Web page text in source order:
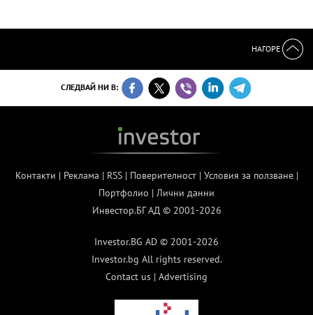
НАГОРЕ
СЛЕДВАЙ НИ В:
Контакти | Реклама | RSS| Поверителност| Условия за ползване|
Портфолио | Лични данни
Инвестор.БГ АД © 2001-2026
Investor.BG AD © 2001-2026
Investor.bg All rights reserved.
Contact us | Advertising